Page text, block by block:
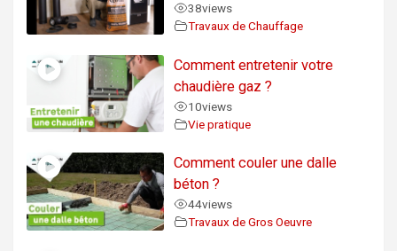
38views
Travaux de Chauffage
Comment entretenir votre
chaudière gaz ?
10views
Vie pratique
Comment couler une dalle
béton ?
44views
Travaux de Gros Oeuvre